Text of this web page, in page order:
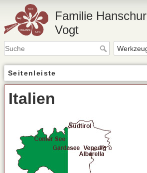
Familie Hanschur
Vogt
Seitenleiste
Italien